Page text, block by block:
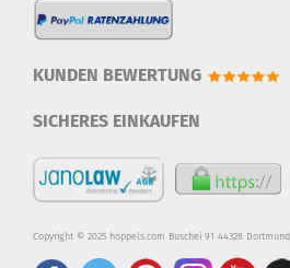
KUNDEN BEWERTUNG
SICHERES EINKAUFEN
Copyright © 2025 hoppels.com Buschei 91 44328 Dortmund